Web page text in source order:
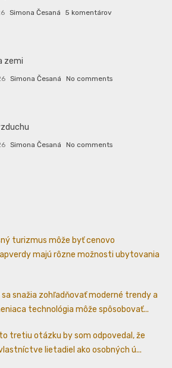
Simona Česaná 5 komentárov
zemi
Simona Česaná No comments
Simona Česaná No comments
turizmus môže byť cenovo
majú rôzne možnosti ubytovania
sa snažia zohľadňovať moderné trendy a
technológia môže spôsobovať...
tretiu otázku by som odpovedal, že
lietadiel ako osobných ú...